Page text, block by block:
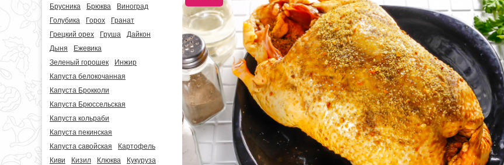
Брусника
Брюква
Виноград
Голубика
Горох
Гранат
Грецкий орех
Груша
Дайкон
Дыня
Ежевика
Зеленый горошек
Инжир
Капуста белокочанная
Капуста Брокколи
Капуста Брюссельская
Капуста кольраби
Капуста пекинская
Капуста савойская
Картофель
Киви
Кизил Клюква
Кукуруза